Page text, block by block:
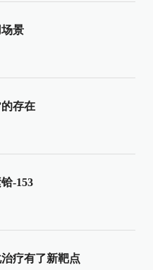
景
存在
-153
疗有了新靶点